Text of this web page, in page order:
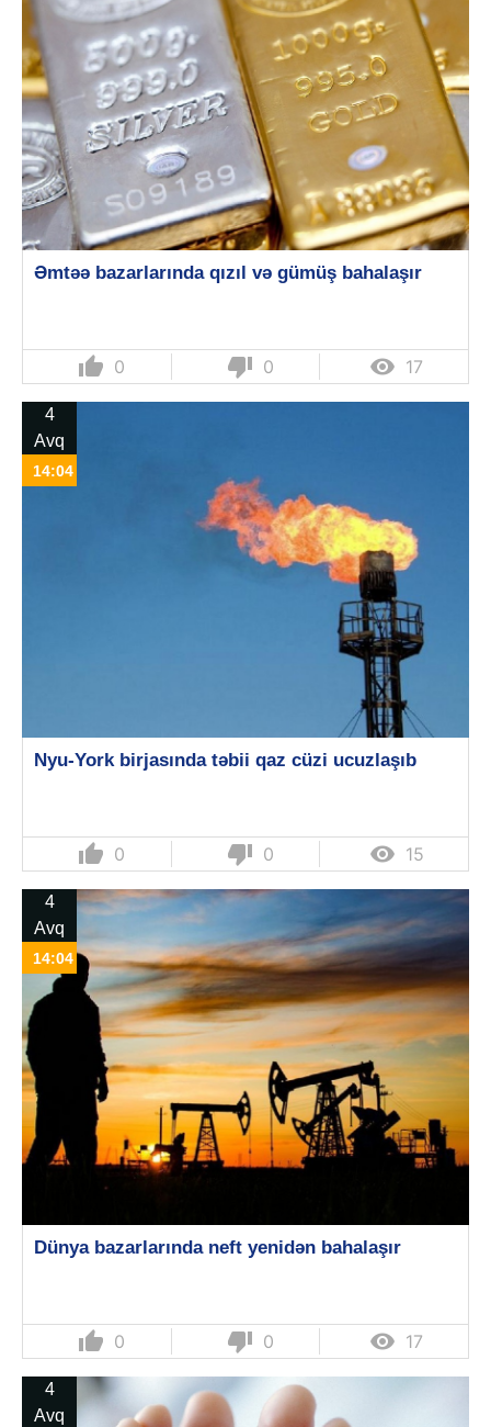
Əmtəə bazarlarında qızıl və gümüş bahalaşır
thumb_up 0 thumb_down 0  17
4
Avq
14:04
Nyu-York birjasında təbii qaz cüzi ucuzlaşıb
thumb_up 0 thumb_down 0  15
4
Avq
14:04
Dünya bazarlarında neft yenidən bahalaşır
thumb_up 0 thumb_down 0  17
4
Avq